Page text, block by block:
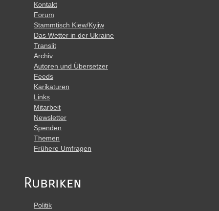
Kontakt
Forum
Stammtisch Kiew/Kyjiw
Das Wetter in der Ukraine
Translit
Archiv
Autoren und Übersetzer
Feeds
Karikaturen
Links
Mitarbeit
Newsletter
Spenden
Themen
Frühere Umfragen
Rubriken
Politik